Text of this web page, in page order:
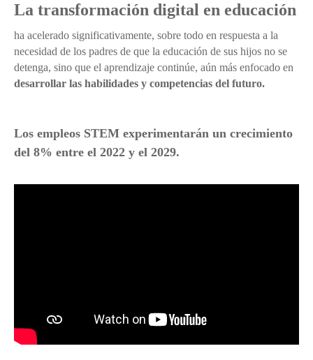
La transformación digital en educación
ha acelerado significativamente, sobre todo en respuesta a la
necesidad de los padres de que la educación de sus hijos no se
detenga, sino que el aprendizaje continúe, aún más enfocado en
desarrollar las habilidades y competencias del futuro.
Los empleos STEM experimentarán un crecimiento
del 8% entre el 2022 y el 2029.